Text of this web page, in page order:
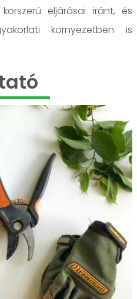
eljárásai iránt, és
környezetben is